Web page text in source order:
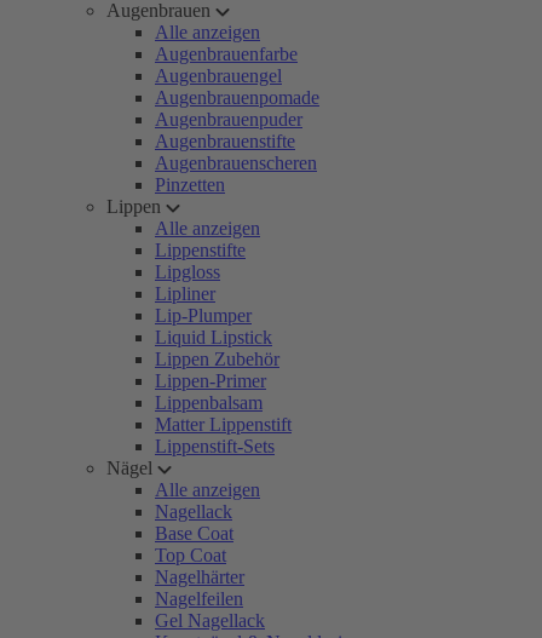
Augenbrauen
Alle anzeigen
Augenbrauenfarbe
Augenbrauengel
Augenbrauenpomade
Augenbrauenpuder
Augenbrauenstifte
Augenbrauenscheren
Pinzetten
Lippen
Alle anzeigen
Lippenstifte
Lipgloss
Lipliner
Lip-Plumper
Liquid Lipstick
Lippen Zubehör
Lippen-Primer
Lippenbalsam
Matter Lippenstift
Lippenstift-Sets
Nägel
Alle anzeigen
Nagellack
Base Coat
Top Coat
Nagelhärter
Nagelfeilen
Gel Nagellack